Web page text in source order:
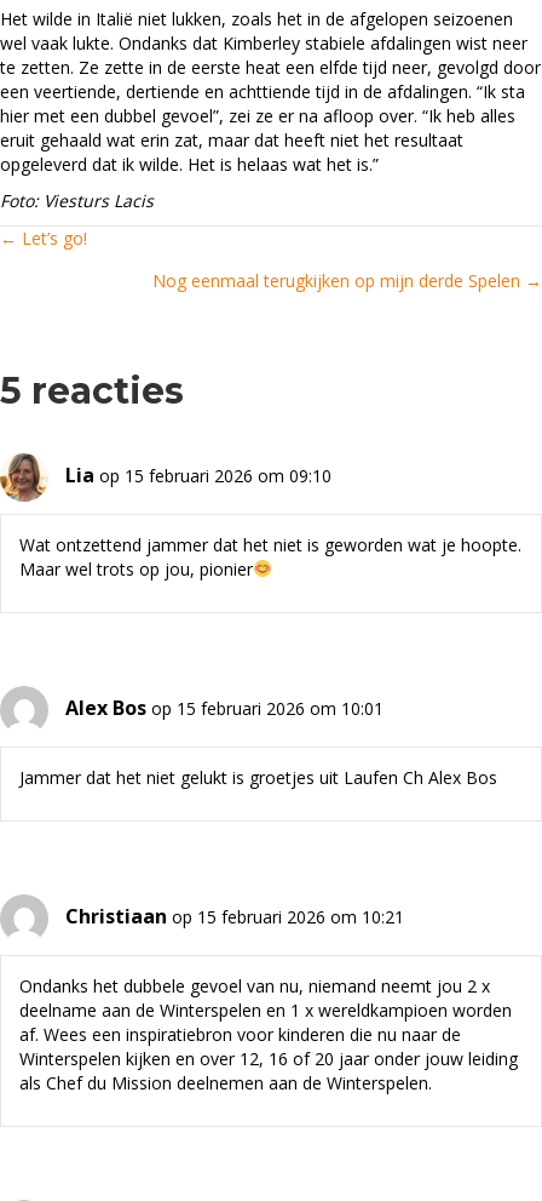
Het wilde in Italië niet lukken, zoals het in de afgelopen seizoenen
wel vaak lukte. Ondanks dat Kimberley stabiele afdalingen wist neer
te zetten. Ze zette in de eerste heat een elfde tijd neer, gevolgd door
een veertiende, dertiende en achttiende tijd in de afdalingen. “Ik sta
hier met een dubbel gevoel”, zei ze er na afloop over. “Ik heb alles
eruit gehaald wat erin zat, maar dat heeft niet het resultaat
opgeleverd dat ik wilde. Het is helaas wat het is.”
Foto: Viesturs Lacis
Posts
navigation
← Let’s go!
Nog eenmaal terugkijken op mijn derde Spelen →
5 reacties
Lia op 15 februari 2026 om 09:10
Wat ontzettend jammer dat het niet is geworden wat je hoopte.
Maar wel trots op jou, pionier
Alex Bos op 15 februari 2026 om 10:01
Jammer dat het niet gelukt is groetjes uit Laufen Ch Alex Bos
Christiaan op 15 februari 2026 om 10:21
Ondanks het dubbele gevoel van nu, niemand neemt jou 2 x
deelname aan de Winterspelen en 1 x wereldkampioen worden
af. Wees een inspiratiebron voor kinderen die nu naar de
Winterspelen kijken en over 12, 16 of 20 jaar onder jouw leiding
als Chef du Mission deelnemen aan de Winterspelen.